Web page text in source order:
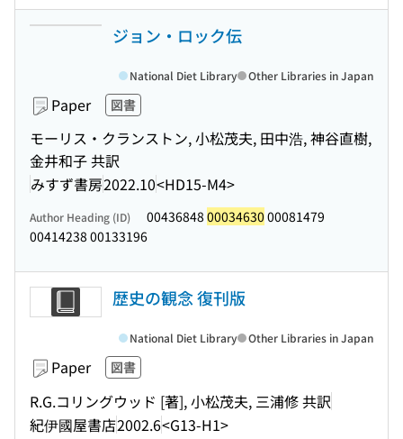
ジョン・ロック伝
Paper 図書
モーリス・クランストン, 小松茂夫, 田中浩, 神谷直樹,
金井和子 共訳
みすず書房2022.10<HD15-M4>
National Diet Library Other Libraries in Japan
Author Heading (ID) 00436848 00034630 00081479
00414238 00133196
歴史の観念 復刊版
Paper 図書
R.G.コリングウッド [著], 小松茂夫, 三浦修 共訳
紀伊國屋書店2002.6<G13-H1>
National Diet Library Other Libraries in Japan